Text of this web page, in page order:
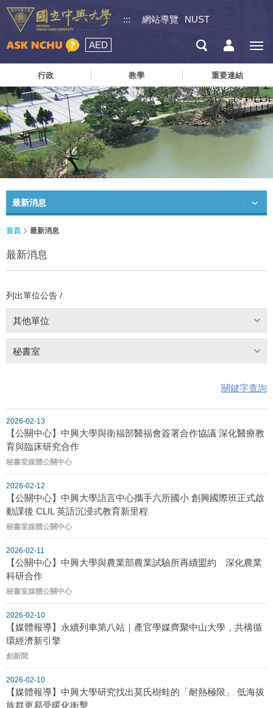
::: 網站導覽 NUST
AED
行政 教學 重要連結
最新消息
首頁 最新消息
最新消息
列出單位公告 /
其他單位
秘書室
關鍵字查詢
2026-02-13
【公關中心】中興大學與衛福部醫福會簽署合作協議 深化醫療教
育與臨床研究合作
秘書室媒體公關中心
2026-02-12
【公關中心】中興大學語言中心攜手六所國小 創興國際班正式啟
動課後 CLIL 英語沉浸式教育新里程
秘書室媒體公關中心
2026-02-11
【公關中心】中興大學與農業部農業試驗所再續盟約 深化農業
科研合作
秘書室媒體公關中心
2026-02-10
【媒體報導】永續列車第八站｜產官學媒齊聚中山大學，共構循
環經濟新引擎
創新聞
2026-02-10
【媒體報導】中興大學研究找出莫氏樹蛙的「耐熱極限」 低海拔
族群更易受暖化衝擊